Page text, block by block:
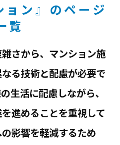
ン』のページ
覧
さから、マンション施
る技術と配慮が必要で
生活に配慮しながら、
進めることを重視して
影響を軽減するため